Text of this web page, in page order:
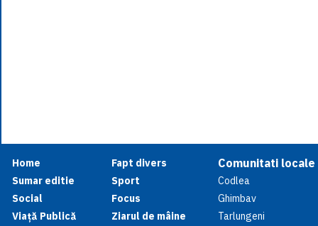
Home
Sumar editie
Social
Viață Publică
Fapt divers
Sport
Focus
Ziarul de mâine
Comunitati locale
Codlea
Ghimbav
Tarlungeni